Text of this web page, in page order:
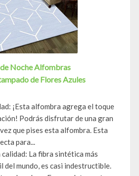
Noche Alfombras
de Flores Azules
¡Esta alfombra agrega el toque
Podrás disfrutar de una gran
que pises esta alfombra. Esta
para...
La fibra sintética más
del mundo, es casi indestructible.